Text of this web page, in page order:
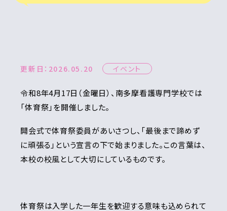
更新日：2026.05.20 イベント
令和8年4月17日（金曜日）、南多摩看護専門学校では
「体育祭」を開催しました。
開会式で体育祭委員があいさつし、「最後まで諦めず
に頑張る」という宣言の下で始まりました。この言葉は、
本校の校風として大切にしているものです。
体育祭は入学した一年生を歓迎する意味も込められて